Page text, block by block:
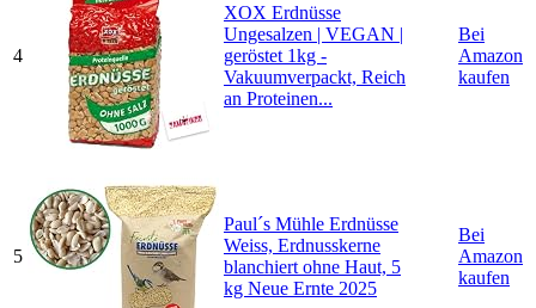
4
XOX Erdnüsse
Ungesalzen | VEGAN |
geröstet 1kg -
Vakuumverpackt, Reich
an Proteinen...
Bei
Amazon
kaufen
5
Paul´s Mühle Erdnüsse
Weiss, Erdnusskerne
blanchiert ohne Haut, 5
kg Neue Ernte 2025
Bei
Amazon
kaufen